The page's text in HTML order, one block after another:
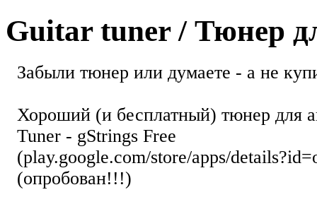
Guitar tuner / Тюнер
Забыли тюнер или думаете - а не
Хороший (и бесплатный) тюнер для
Tuner - gStrings Free
(play.google.com/store/apps/
(опробован!!!)